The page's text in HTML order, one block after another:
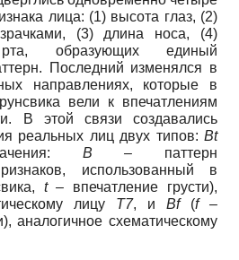
лица: (1) высота глаз, (2)
(3) длина носа, (4)
образующих единый
Последний изменялся в
направлениях, которые в
вели к впечатлениям
В этой связи создавались
реальных лиц двух типов: Bt
В – паттерн
использованный в
t – впечатление грусти),
лицу Т7, и Bf(f –
аналогичное схематическому